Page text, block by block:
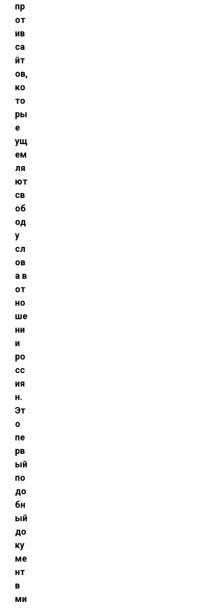
пр
от
ив
са
йт
ов,
ко
то
ры
е
ущ
ем
ля
ют
св
об
од
у
сл
ов
а в
от
но
ше
ни
и
ро
сс
ия
н.
Эт
о
пе
рв
ый
по
до
бн
ый
до
ку
ме
нт
в
ми